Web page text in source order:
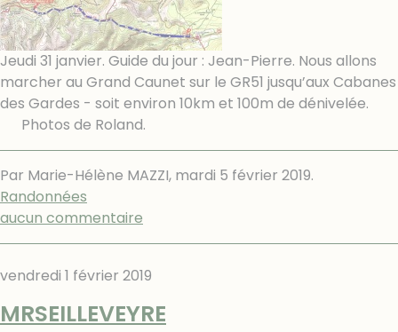
Jeudi 31 janvier. Guide du jour : Jean-Pierre. Nous allons
marcher au Grand Caunet sur le GR51 jusqu’aux Cabanes
des Gardes - soit environ 10km et 100m de dénivelée.
Photos de Roland.
Par Marie-Hélène MAZZI, mardi 5 février 2019.
Randonnées
aucun commentaire
vendredi 1 février 2019
MRSEILLEVEYRE